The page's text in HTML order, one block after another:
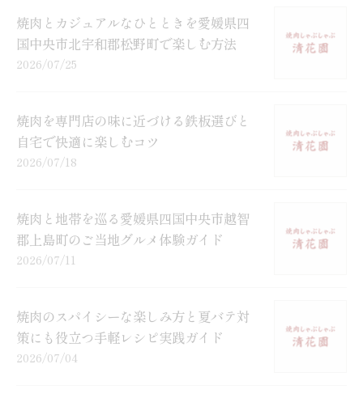
焼肉とカジュアルなひとときを愛媛県四
国中央市北宇和郡松野町で楽しむ方法
2026/07/25
焼肉を専門店の味に近づける鉄板選びと
自宅で快適に楽しむコツ
2026/07/18
焼肉と地帯を巡る愛媛県四国中央市越智
郡上島町のご当地グルメ体験ガイド
2026/07/11
焼肉のスパイシーな楽しみ方と夏バテ対
策にも役立つ手軽レシピ実践ガイド
2026/07/04